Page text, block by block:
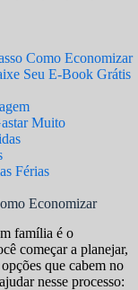
Como Economizar
Seu E-Book Grátis
Muito
Férias
Economizar
família é o
começar a planejar,
que cabem no
nesse processo: